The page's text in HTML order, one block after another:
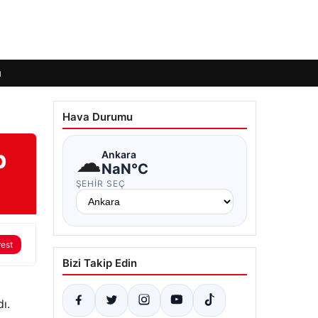
Hava Durumu
☁Ankara
NaN°C
ŞEHIR SEÇ
Bizi Takip Edin